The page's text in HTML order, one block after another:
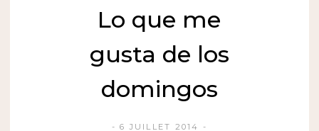
Lo que me
gusta de los
domingos
6 JUILLET 2014